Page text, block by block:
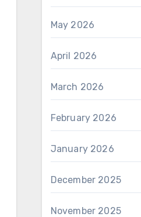
May 2026
April 2026
March 2026
February 2026
January 2026
December 2025
November 2025